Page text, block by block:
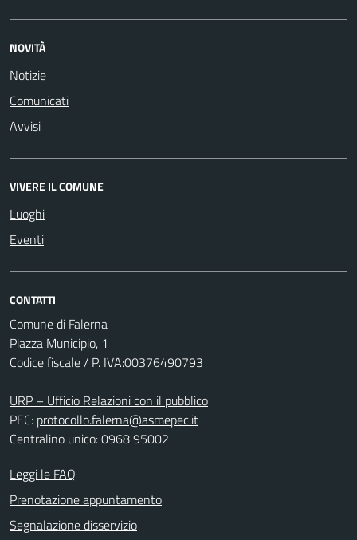
NOVITÀ
Notizie
Comunicati
Avvisi
VIVERE IL COMUNE
Luoghi
Eventi
CONTATTI
Comune di Falerna
Piazza Municipio, 1
Codice fiscale / P. IVA:00376490793
URP – Ufficio Relazioni con il pubblico
PEC: protocollo.falerna@asmepec.it
Centralino unico: 0968 95002
Leggi le FAQ
Prenotazione appuntamento
Segnalazione disservizio